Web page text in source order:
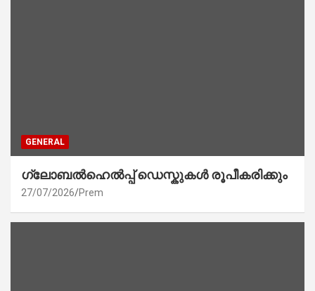
GENERAL
ഗ്ലോബൽഹെൽപ്പ് ഡെസ്കുകൾ രൂപീകരിക്കും
27/07/2026 Prem